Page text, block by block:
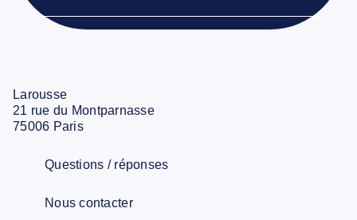
Larousse
21 rue du Montparnasse
75006 Paris
Questions / réponses
Nous contacter